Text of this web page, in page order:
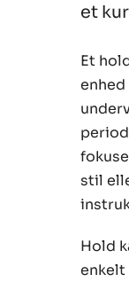
et
Et
stil
Hold
enkelt